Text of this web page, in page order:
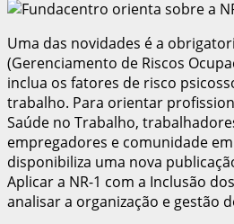
Uma das novidades é a
(Gerenciamento de Riscos
inclua os fatores de risco
trabalho. Para orientar
Saúde no Trabalho,
empregadores e comunidade
disponibiliza uma nova
Aplicar a NR-1 com a Inclusão
analisar a organização e gestão